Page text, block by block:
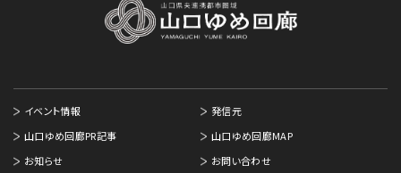
イベント情報
発信元
山口ゆめ回廊PR記事
山口ゆめ回廊MAP
お知らせ
お問い合わせ